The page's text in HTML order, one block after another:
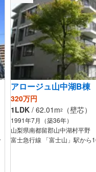
アロージュ山中湖B棟
320万円
1LDK / 62.01m2 （壁芯）
1991年7月（築36年）
山梨県南都留郡山中湖村平野
富士急行線 「富士山」駅から